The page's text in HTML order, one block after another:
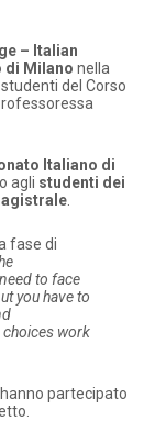
– Italian
di Milano nella
del Corso
Italiano di
agli studenti dei
fase di
to face
you have to
choices work
partecipato